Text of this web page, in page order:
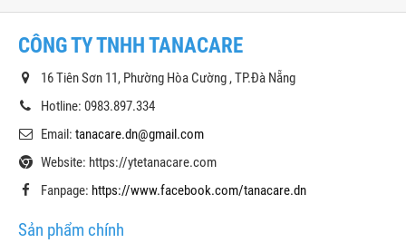
CÔNG TY TNHH TANACARE
16 Tiên Sơn 11, Phường Hòa Cường , TP.Đà Nẵng
Hotline: 0983.897.334
Email: tanacare.dn@gmail.com
Website: https://ytetanacare.com
Fanpage: https://www.facebook.com/tanacare.dn
Sản phẩm chính